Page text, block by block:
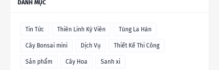
DANH MỤC
Tin Tức Thiên Linh Kỳ Viên Tùng La Hán
Cây Bonsai mini Dịch Vụ Thiết Kế Thi Công
Sản phẩm Cây Hoa Sanh xi